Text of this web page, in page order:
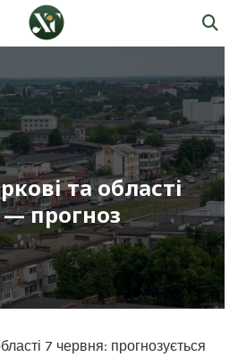
та області
прогноз
7 червня: прогнозується